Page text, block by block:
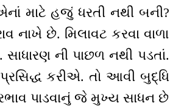
માટે હજું ધરતી નથી બની?
છે. મિલાવટ કરવા વાળા
ની પાછળ નથી પડતાં.
કરીએ. તો આવી બુદ્ધિ
પાડવાનું જે મુખ્ય સાધન છે